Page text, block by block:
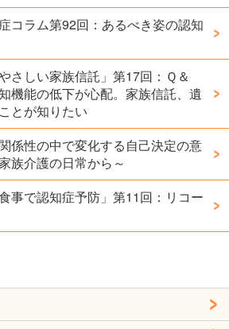
コラム第92回：あるべき姿の認知
さしい家族信託」第17回：Ｑ＆
機能の低下が心配。家族信託、遺
とが知りたい
係性の中で変化する自己決定の意
族介護の日常から～
事で認知症予防」第11回：リコー